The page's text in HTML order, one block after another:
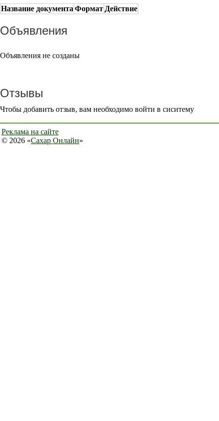
Название документа Формат Действие
Объявления
Объявления не созданы
Отзывы
Чтобы добавить отзыв, вам необходимо войти в сиситему
Реклама на сайте
© 2026 «Сахар Онлайн»